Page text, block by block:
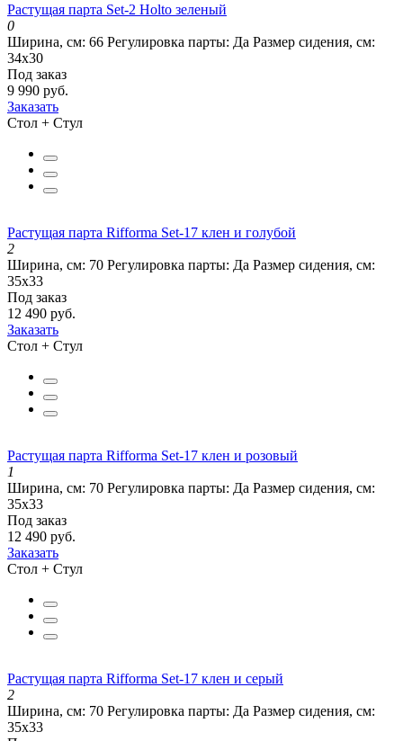
Растущая парта Set-2 Holto зеленый
0
Ширина, см: 66 Регулировка парты: Да Размер сидения, см:
34х30
Под заказ
9 990 руб.
Заказать
Стол + Стул
Растущая парта Rifforma Set-17 клен и голубой
2
Ширина, см: 70 Регулировка парты: Да Размер сидения, см:
35х33
Под заказ
12 490 руб.
Заказать
Стол + Стул
Растущая парта Rifforma Set-17 клен и розовый
1
Ширина, см: 70 Регулировка парты: Да Размер сидения, см:
35х33
Под заказ
12 490 руб.
Заказать
Стол + Стул
Растущая парта Rifforma Set-17 клен и серый
2
Ширина, см: 70 Регулировка парты: Да Размер сидения, см:
35х33